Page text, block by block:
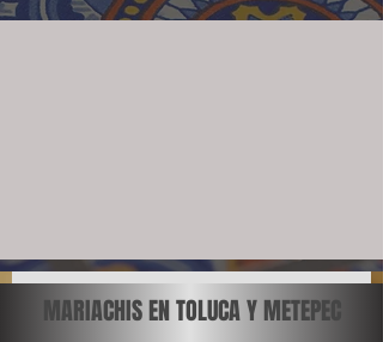
MARIACHIS EN TOLUCA Y METEPEC